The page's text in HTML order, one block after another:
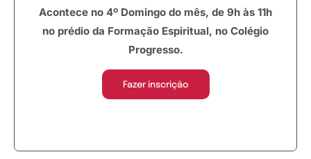
Acontece no 4º Domingo do mês, de 9h às 11h
no prédio da Formação Espiritual, no Colégio
Progresso.
Fazer inscrição